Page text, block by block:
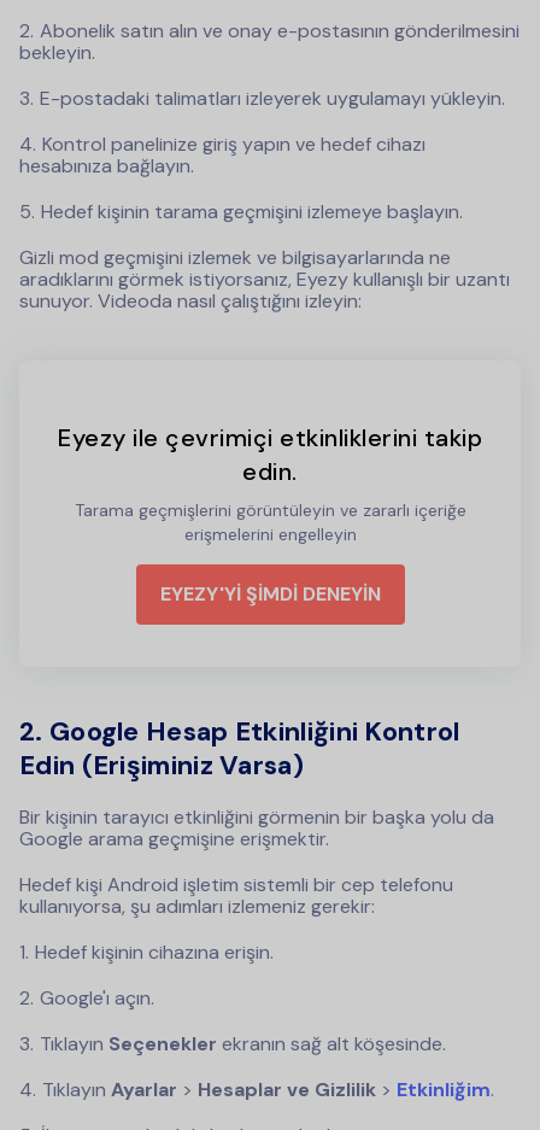
Abonelik satın alın ve onay e-postasının gönderilmesini
bekleyin.
E-postadaki talimatları izleyerek uygulamayı yükleyin.
Kontrol panelinize giriş yapın ve hedef cihazı
hesabınıza bağlayın.
Hedef kişinin tarama geçmişini izlemeye başlayın.
Gizli mod geçmişini izlemek ve bilgisayarlarında ne
aradıklarını görmek istiyorsanız, Eyezy kullanışlı bir uzantı
sunuyor. Videoda nasıl çalıştığını izleyin:
Eyezy ile çevrimiçi etkinliklerini takip
edin.
Tarama geçmişlerini görüntüleyin ve zararlı içeriğe
erişmelerini engelleyin
EYEZY'Yİ ŞİMDİ DENEYİN
2. Google Hesap Etkinliğini Kontrol
Edin (Erişiminiz Varsa)
Bir kişinin tarayıcı etkinliğini görmenin bir başka yolu da
Google arama geçmişine erişmektir.
Hedef kişi Android işletim sistemli bir cep telefonu
kullanıyorsa, şu adımları izlemeniz gerekir:
Hedef kişinin cihazına erişin.
Google'ı açın.
Tıklayın Seçenekler ekranın sağ alt köşesinde.
Tıklayın Ayarlar > Hesaplar ve Gizlilik > Etkinliğim.